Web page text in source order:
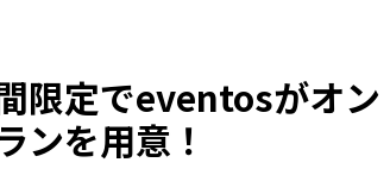
限定でeventosがオン
ンを用意！